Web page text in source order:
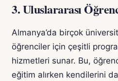
3. Uluslararası
Almanya’da birçok
öğrenciler için çeşitli
hizmetleri sunar. Bu,
eğitim alırken kendilerini